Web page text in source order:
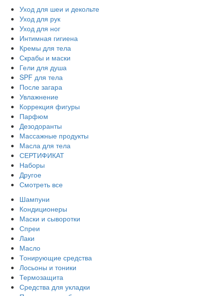
Уход для шеи и декольте
Уход для рук
Уход для ног
Интимная гигиена
Кремы для тела
Скрабы и маски
Гели для душа
SPF для тела
После загара
Увлажнение
Коррекция фигуры
Парфюм
Дезодоранты
Массажные продукты
Масла для тела
СЕРТИФИКАТ
Наборы
Другое
Смотреть все
Шампуни
Кондиционеры
Маски и сыворотки
Спреи
Лаки
Масло
Тонирующие средства
Лосьоны и тоники
Термозащита
Средства для укладки